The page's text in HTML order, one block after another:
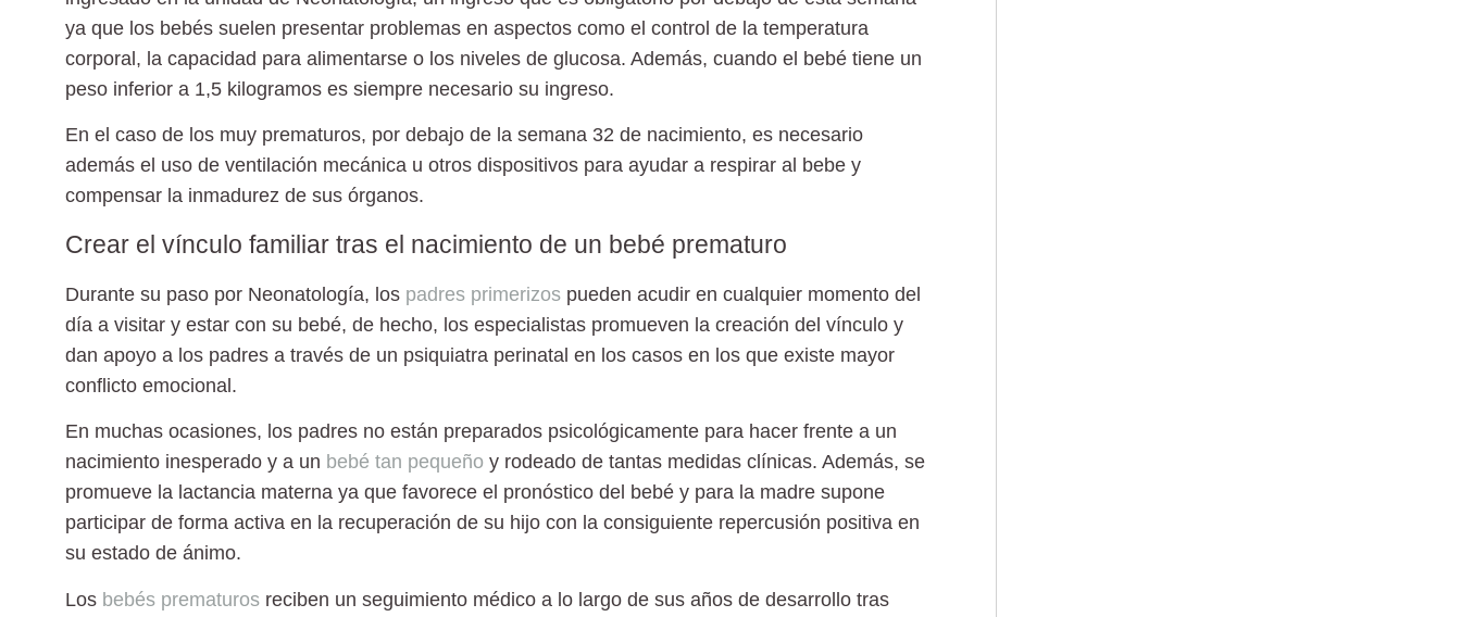
ya que los bebés suelen presentar problemas en aspectos como el control de la temperatura
corporal, la capacidad para alimentarse o los niveles de glucosa. Además, cuando el bebé tiene un
peso inferior a 1,5 kilogramos es siempre necesario su ingreso.
En el caso de los muy prematuros, por debajo de la semana 32 de nacimiento, es necesario
además el uso de ventilación mecánica u otros dispositivos para ayudar a respirar al bebe y
compensar la inmadurez de sus órganos.
Crear el vínculo familiar tras el nacimiento de un bebé prematuro
Durante su paso por Neonatología, los padres primerizos pueden acudir en cualquier momento del
día a visitar y estar con su bebé, de hecho, los especialistas promueven la creación del vínculo y
dan apoyo a los padres a través de un psiquiatra perinatal en los casos en los que existe mayor
conflicto emocional.
En muchas ocasiones, los padres no están preparados psicológicamente para hacer frente a un
nacimiento inesperado y a un bebé tan pequeño y rodeado de tantas medidas clínicas. Además, se
promueve la lactancia materna ya que favorece el pronóstico del bebé y para la madre supone
participar de forma activa en la recuperación de su hijo con la consiguiente repercusión positiva en
su estado de ánimo.
Los bebés prematuros reciben un seguimiento médico a lo largo de sus años de desarrollo tras